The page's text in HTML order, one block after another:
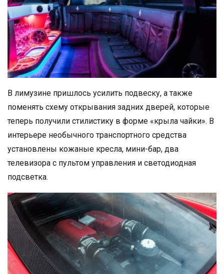
В лимузине пришлось усилить подвеску, а также
поменять схему открывания задних дверей, которые
теперь получили стилистику в форме «крыла чайки». В
интерьере необычного транспортного средства
установлены кожаные кресла, мини-бар, два
телевизора с пультом управления и светодиодная
подсветка.